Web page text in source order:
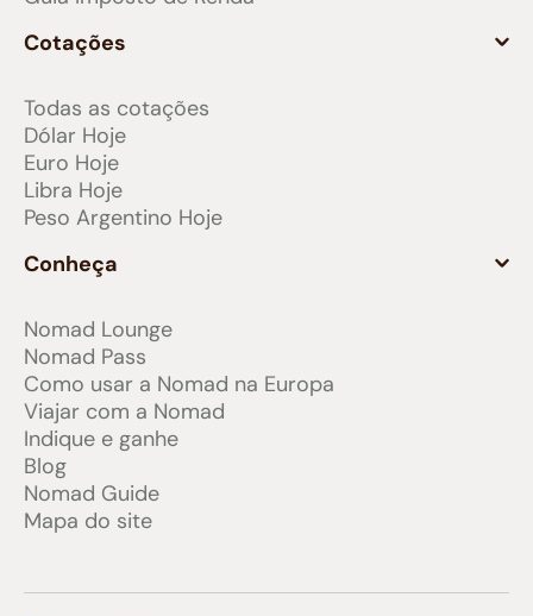
Cotações
Todas as cotações
Dólar Hoje
Euro Hoje
Libra Hoje
Peso Argentino Hoje
Conheça
Nomad Lounge
Nomad Pass
Como usar a Nomad na Europa
Viajar com a Nomad
Indique e ganhe
Blog
Nomad Guide
Mapa do site